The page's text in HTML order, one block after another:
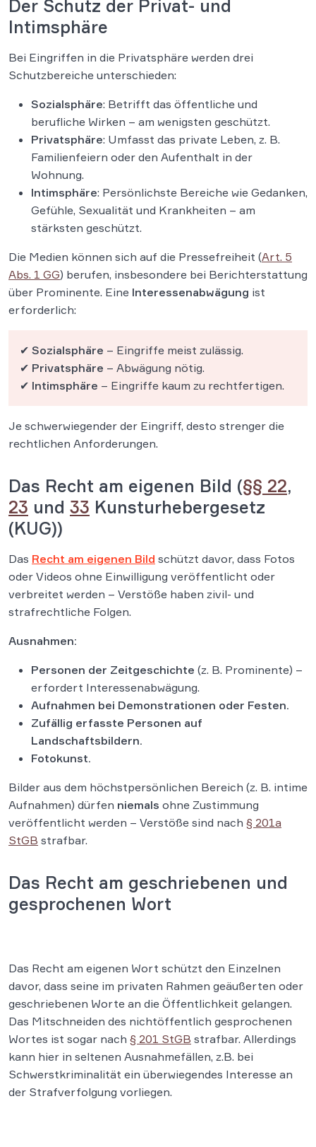
Der Schutz der Privat- und
Intimsphäre
Bei Eingriffen in die Privatsphäre werden drei
Schutzbereiche unterschieden:
Sozialsphäre: Betrifft das öffentliche und
berufliche Wirken – am wenigsten geschützt.
Privatsphäre: Umfasst das private Leben, z. B.
Familienfeiern oder den Aufenthalt in der
Wohnung.
Intimsphäre: Persönlichste Bereiche wie Gedanken,
Gefühle, Sexualität und Krankheiten – am
stärksten geschützt.
Die Medien können sich auf die Pressefreiheit (Art. 5
Abs. 1 GG) berufen, insbesondere bei Berichterstattung
über Prominente. Eine Interessenabwägung ist
erforderlich:
✔ Sozialsphäre – Eingriffe meist zulässig.
✔ Privatsphäre – Abwägung nötig.
✔ Intimsphäre – Eingriffe kaum zu rechtfertigen.
Je schwerwiegender der Eingriff, desto strenger die
rechtlichen Anforderungen.
Das Recht am eigenen Bild (§§ 22,
23 und 33 Kunsturhebergesetz
(KUG))
Das Recht am eigenen Bild schützt davor, dass Fotos
oder Videos ohne Einwilligung veröffentlicht oder
verbreitet werden – Verstöße haben zivil- und
strafrechtliche Folgen.
Ausnahmen:
Personen der Zeitgeschichte (z. B. Prominente) –
erfordert Interessenabwägung.
Aufnahmen bei Demonstrationen oder Festen.
Zufällig erfasste Personen auf
Landschaftsbildern.
Fotokunst.
Bilder aus dem höchstpersönlichen Bereich (z. B. intime
Aufnahmen) dürfen niemals ohne Zustimmung
veröffentlicht werden – Verstöße sind nach § 201a
StGB strafbar.
Das Recht am geschriebenen und
gesprochenen Wort
Das Recht am eigenen Wort schützt den Einzelnen
davor, dass seine im privaten Rahmen geäußerten oder
geschriebenen Worte an die Öffentlichkeit gelangen.
Das Mitschneiden des nichtöffentlich gesprochenen
Wortes ist sogar nach § 201 StGB strafbar. Allerdings
kann hier in seltenen Ausnahmefällen, z.B. bei
Schwerstkriminalität ein überwiegendes Interesse an
der Strafverfolgung vorliegen.